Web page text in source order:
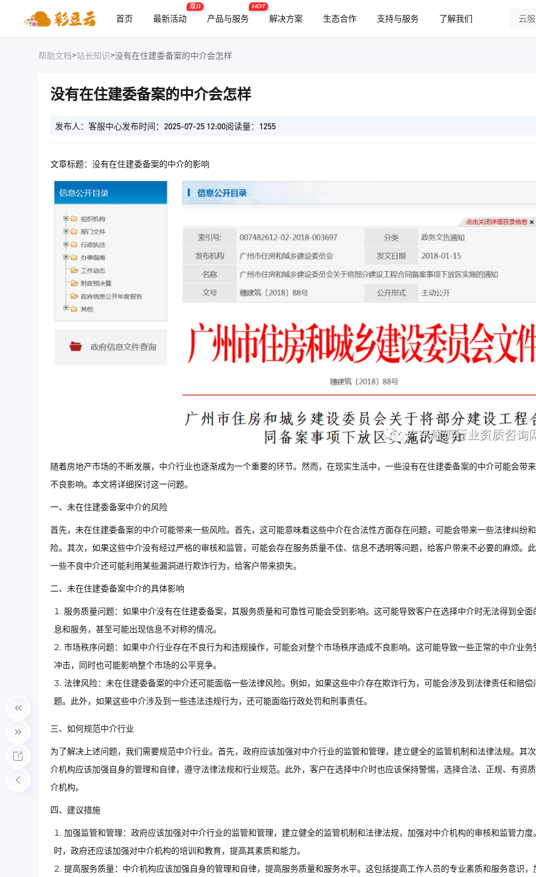
首页 最新活动
双11
产品与服务
HOT
解决方案 生态合作 支持与服务 了解我们
帮助文档>站长知识>没有在住建委备案的中介会怎样
没有在住建委备案的中介会怎样
发布人：客服中心发布时间：2025-07-25 12:00阅读量：1255
文章标题：没有在住建委备案的中介的影响
随着房地产市场的不断发展，中介行业也逐渐成为一个重要的环节。然而，在现实生活中，一些没有在住建委备案的中介可能会带
不良影响。本文将详细探讨这一问题。
一、未在住建委备案中介的风险
首先，未在住建委备案的中介可能带来一些风险。首先，这可能意味着这些中介在合法性方面存在问题，可能会带来一些法律纠纷
险。其次，如果这些中介没有经过严格的审核和监管，可能会存在服务质量不佳、信息不透明等问题，给客户带来不必要的麻烦。
一些不良中介还可能利用某些漏洞进行欺诈行为，给客户带来损失。
二、未在住建委备案中介的具体影响
服务质量问题：如果中介没有在住建委备案，其服务质量和可靠性可能会受到影响。这可能导致客户在选择中介时无法得到全面
息和服务，甚至可能出现信息不对称的情况。
市场秩序问题：如果中介行业存在不良行为和违规操作，可能会对整个市场秩序造成不良影响。这可能导致一些正常的中介业务
冲击，同时也可能影响整个市场的公平竞争。
法律风险：未在住建委备案的中介还可能面临一些法律风险。例如，如果这些中介存在欺诈行为，可能会涉及到法律责任和赔偿
题。此外，如果这些中介涉及到一些违法违规行为，还可能面临行政处罚和刑事责任。
三、如何规范中介行业
为了解决上述问题，我们需要规范中介行业。首先，政府应该加强对中介行业的监管和管理，建立健全的监管机制和法律法规。其
介机构应该加强自身的管理和自律，遵守法律法规和行业规范。此外，客户在选择中介时也应该保持警惕，选择合法、正规、有资
介机构。
四、建议措施
加强监管和管理：政府应该加强对中介行业的监管和管理，建立健全的监管机制和法律法规，加强对中介机构的审核和监管力度
时，政府还应该加强对中介机构的培训和教育，提高其素质和能力。
提高服务质量：中介机构应该加强自身的管理和自律，提高服务质量和服务水平。这包括提高工作人员的专业素质和服务意识，